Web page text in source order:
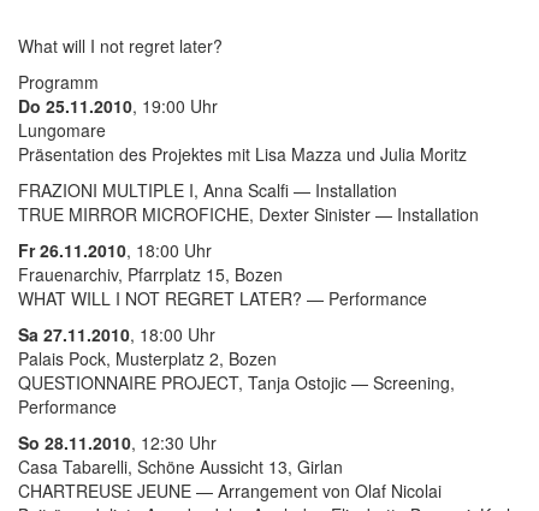
What will I not regret later?
Programm
Do 25.11.2010, 19:00 Uhr
Lungomare
Präsentation des Projektes mit Lisa Mazza und Julia Moritz
FRAZIONI MULTIPLE I, Anna Scalfi — Installation
TRUE MIRROR MICROFICHE, Dexter Sinister — Installation
Fr 26.11.2010, 18:00 Uhr
Frauenarchiv, Pfarrplatz 15, Bozen
WHAT WILL I NOT REGRET LATER? — Performance
Sa 27.11.2010, 18:00 Uhr
Palais Pock, Musterplatz 2, Bozen
QUESTIONNAIRE PROJECT, Tanja Ostojic — Screening,
Performance
So 28.11.2010, 12:30 Uhr
Casa Tabarelli, Schöne Aussicht 13, Girlan
CHARTREUSE JEUNE — Arrangement von Olaf Nicolai